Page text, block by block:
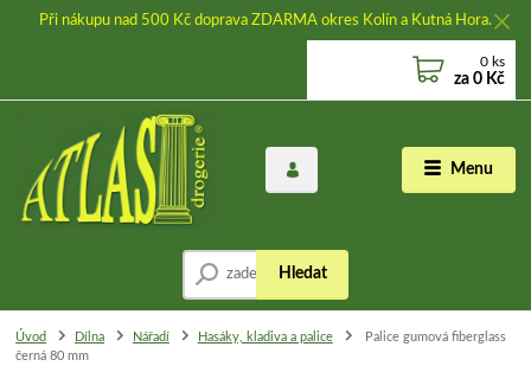
Při nákupu nad 500 Kč doprava ZDARMA okres Kolín a Kutná Hora.
Menu
Hledat
0 ks
za 0 Kč
Úvod Dílna Nářadí Hasáky, kladiva a palice
Palice gumová fiberglass
černá 80 mm